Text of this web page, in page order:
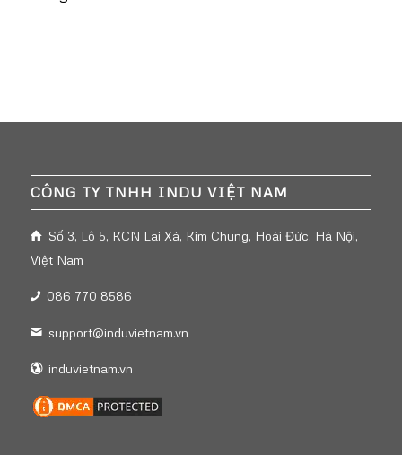
CÔNG TY TNHH INDU VIỆT NAM
Số 3, Lô 5, KCN Lai Xá, Kim Chung, Hoài Đức, Hà Nội,
Việt Nam
086 770 8586
support@induvietnam.vn
induvietnam.vn